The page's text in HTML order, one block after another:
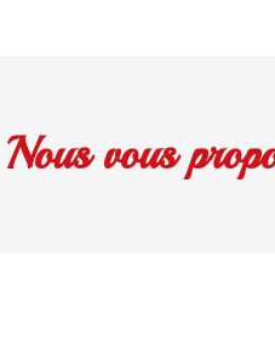
Nous vous